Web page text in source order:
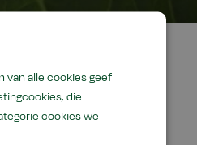
Aeres
van alle cookies geef
die
cookies we